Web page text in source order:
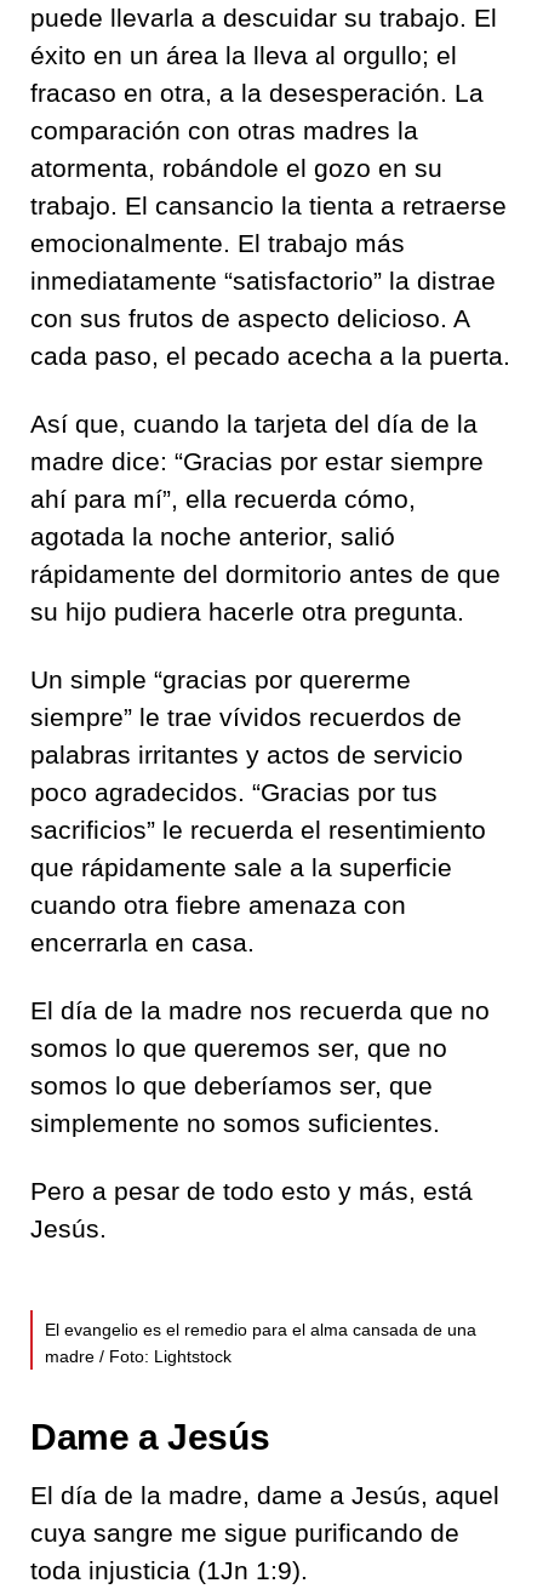
puede llevarla a descuidar su trabajo. El
éxito en un área la lleva al orgullo; el
fracaso en otra, a la desesperación. La
comparación con otras madres la
atormenta, robándole el gozo en su
trabajo. El cansancio la tienta a retraerse
emocionalmente. El trabajo más
inmediatamente “satisfactorio” la distrae
con sus frutos de aspecto delicioso. A
cada paso, el pecado acecha a la puerta.
Así que, cuando la tarjeta del día de la
madre dice: “Gracias por estar siempre
ahí para mí”, ella recuerda cómo,
agotada la noche anterior, salió
rápidamente del dormitorio antes de que
su hijo pudiera hacerle otra pregunta.
Un simple “gracias por quererme
siempre” le trae vívidos recuerdos de
palabras irritantes y actos de servicio
poco agradecidos. “Gracias por tus
sacrificios” le recuerda el resentimiento
que rápidamente sale a la superficie
cuando otra fiebre amenaza con
encerrarla en casa.
El día de la madre nos recuerda que no
somos lo que queremos ser, que no
somos lo que deberíamos ser, que
simplemente no somos suficientes.
Pero a pesar de todo esto y más, está
Jesús.
El evangelio es el remedio para el alma cansada de una
madre / Foto: Lightstock
Dame a Jesús
El día de la madre, dame a Jesús, aquel
cuya sangre me sigue purificando de
toda injusticia (1Jn 1:9).